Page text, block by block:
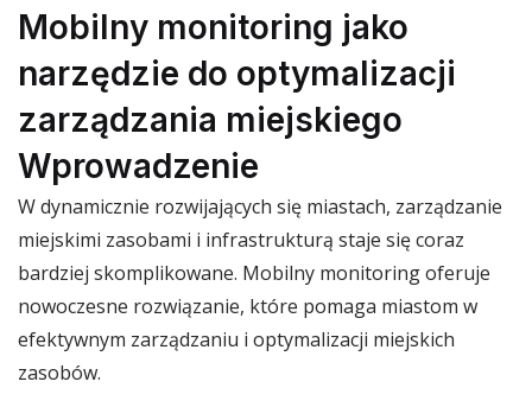
Mobilny monitoring jako
narzędzie do optymalizacji
zarządzania miejskiego
Wprowadzenie
W dynamicznie rozwijających się miastach, zarządzanie
miejskimi zasobami i infrastrukturą staje się coraz
bardziej skomplikowane. Mobilny monitoring oferuje
nowoczesne rozwiązanie, które pomaga miastom w
efektywnym zarządzaniu i optymalizacji miejskich
zasobów.